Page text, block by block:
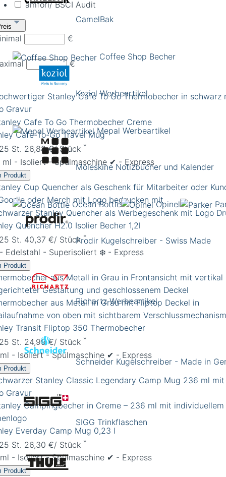
CamelBak
Coffee Shop Becher
Koziol Werbeartikel
Mepal Werbeartikel
Moleskine Notizbücher und Kalender
Ocean Bottle Opinel
Prodir Kugelschreiber - Swiss Made
Richartz Werbeartikel
Schneider Kugelschreiber - Made in
SIGG Trinkflaschen
amfori/ BSCI Audit
€
€
Café-To-Go Travel Mug
St. 26,88 €/ Stück *
- Isoliert - Spülmaschine ✔︎ - Express
Produkt
Quencher H2.0 Isolier Becher 1,2l
St. 40,37 €/ Stück*
Edelstahl - Superisoliert ❄️ - Express
Produkt
Transit Fliptop 350 Thermobecher
St. 24,99 €/ Stück *
- Isoliert - Spülmaschine ✔︎ - Express
Produkt
Everday Camp Mug 0,23 l
St. 26,30 €/ Stück *
- Isoliert - Spülmaschine ✔︎ - Express
Produkt